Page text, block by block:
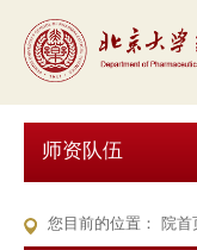
师资队伍
您目前的位置： 院首